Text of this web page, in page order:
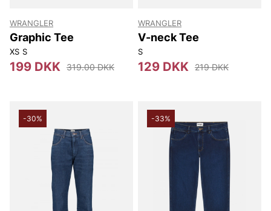
WRANGLER
Graphic Tee
XS S
199 DKK 319.00 DKK
WRANGLER
V-neck Tee
S
129 DKK 219 DKK
-30% -33%